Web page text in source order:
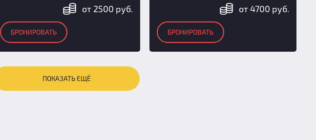
от 2500 руб.
БРОНИРОВАТЬ
от 4700 руб.
БРОНИРОВАТЬ
ПОКАЗАТЬ ЕЩЁ